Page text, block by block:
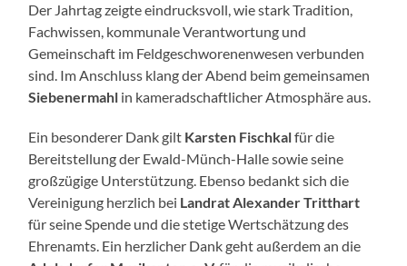
Der Jahrtag zeigte eindrucksvoll, wie stark Tradition,
Fachwissen, kommunale Verantwortung und
Gemeinschaft im Feldgeschworenenwesen verbunden
sind. Im Anschluss klang der Abend beim gemeinsamen
Siebenermahl in kameradschaftlicher Atmosphäre aus.
Ein besonderer Dank gilt Karsten Fischkalfür die
Bereitstellung der Ewald-Münch-Halle sowie seine
großzügige Unterstützung. Ebenso bedankt sich die
Vereinigung herzlich bei Landrat Alexander Tritthart
für seine Spende und die stetige Wertschätzung des
Ehrenamts. Ein herzlicher Dank geht außerdem an die